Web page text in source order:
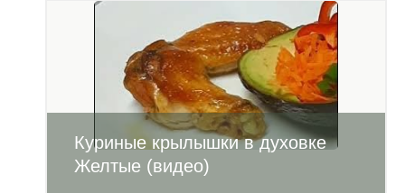
Куриные крылышки в духовке
Желтые (видео)